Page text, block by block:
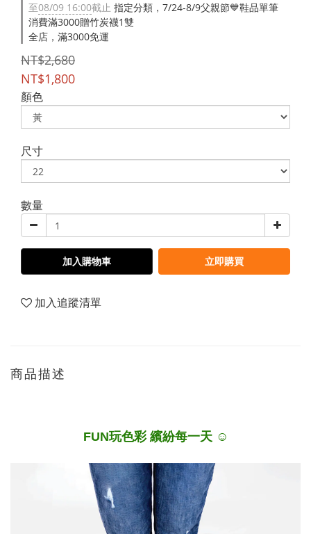
至08/09 16:00截止 指定分類，7/24-8/9父親節💙鞋品單筆
消費滿3000贈竹炭襪1雙
全店，滿3000免運
NT$2,680
NT$1,800
顏色
尺寸
數量
加入購物車 立即購買
加入追蹤清單
商品描述
FUN玩色彩 繽紛每一天 ☺